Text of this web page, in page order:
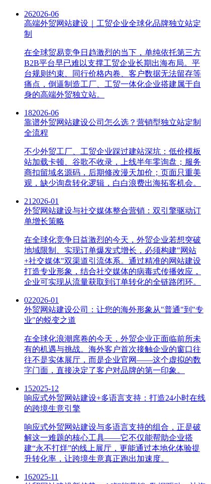
262026-06
高端外贸网站建设｜工贸企业全球化品牌独立站定
制
在全球贸易竞争日趋激烈的当下，单纯依托第三方
B2B平台早已难以支撑工贸企业长期出海布局。平
台规则约束、同行价格内卷、客户数据无法留存等
痛点，倒逼制造工厂、工贸一体化企业搭建属于自
身的高端外贸独立站。
182026-06
靠谱外贸网站建设公司怎么选？营销型独立站定制
全流程
不少外贸工厂、工贸企业踩过建站深坑：低价模板
站加载卡顿、谷歌不收录，上线半年零询盘；服务
商扣留域名源码，后期修改漫天加价；页面只重美
观，缺少询盘转化逻辑，白白浪费出海拓客机会。
21 2026-01
外贸网站建设与社交媒体整合营销：双引擎驱动订
单增长策略
在全球化竞争日益激烈的今天，外贸企业若想突破
地域限制、实现订单爆发式增长，必须构建"网站
+社交媒体"双渠道引流体系。通过精准的网站建设
打造专业形象，结合社交媒体的病毒式传播效应，
企业可实现从流量获取到订单转化的全链路闭环。
022026-01
外贸网站建设公司：让您的海外形象从"普通"到"专
业"的蜕变之道
在全球化浪潮席卷的今天，外贸企业正面临前所未
有的机遇与挑战。海外客户首次接触企业的窗口往
往不是实体展厅，而是企业官网——这个虚拟的数
字门面，直接决定了客户对品牌的第一印象。
152025-12
响应式外贸网站建设+多语言支持：打造24小时在线
的跨境生意引擎
响应式外贸网站建设与多语言支持的组合，正是破
解这一难题的核心工具——它不仅能帮助企业搭
建“永不打烊”的线上展厅，更能通过本地化体验提
升转化率，让跨境生意真正跑出加速度。
162025-11